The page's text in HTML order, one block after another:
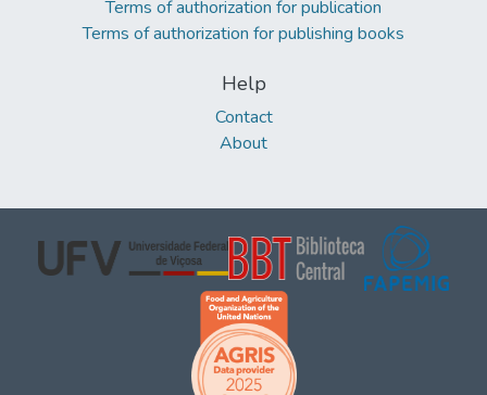
Terms of authorization for publication
Terms of authorization for publishing books
Help
Contact
About